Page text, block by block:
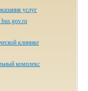
услуг
bus.gov.ru
клинике
комплекс